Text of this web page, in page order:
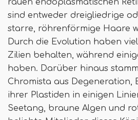
rauen endoplasmatischen
sind entweder dreigliedrige
starre, röhrenförmige Haare
Durch die Evolution haben
Zilien behalten, während
haben. Darüber hinaus
Chromista aus Degeneration,
ihrer Plastiden in einigen
Seetang, braune Algen und